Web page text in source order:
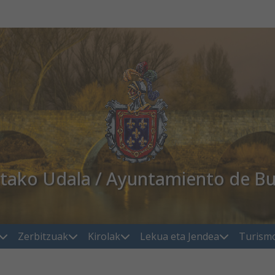
Udala / Ayuntamiento de
Zerbitzuak Kirolak Lekua eta Jendea